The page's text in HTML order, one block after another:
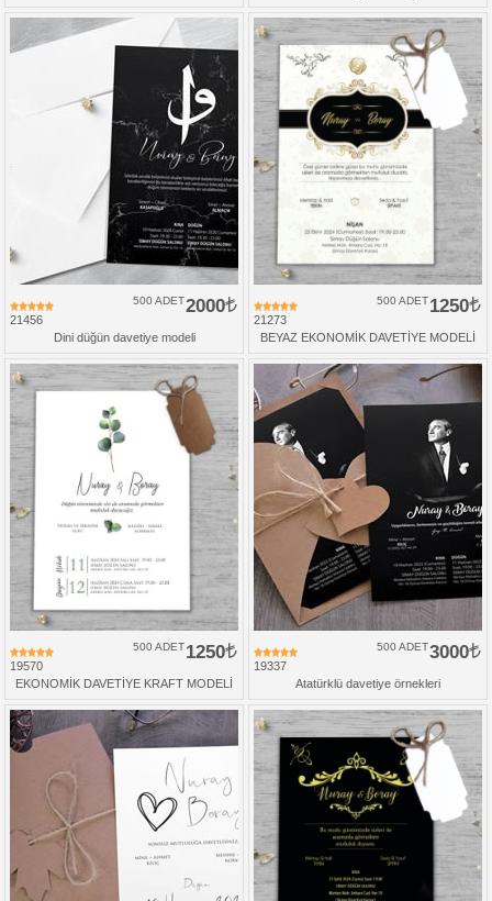
21456
2000
500 ADET
Dini düğün davetiye modeli
21273
1250
500 ADET
BEYAZ EKONOMİK DAVETİYE MODELİ
19570
1250
500 ADET
EKONOMİK DAVETİYE KRAFT MODELİ
19337
3000
500 ADET
Atatürklü davetiye örnekleri